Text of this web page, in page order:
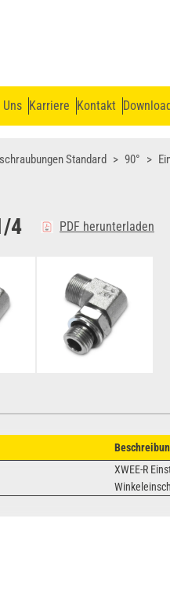
Uns Karriere Kontakt
Standard 90°
4 PDF herunterladen
XWEE-R